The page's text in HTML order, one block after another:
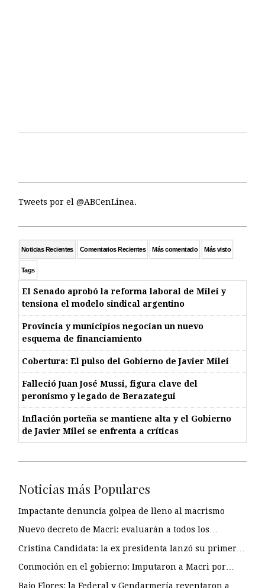
Tweets por el @ABCenLinea.
Noticias Recientes Comentarios Recientes Más comentado Más visto
Tags
El Senado aprobó la reforma laboral de Milei y
tensiona el modelo sindical argentino
Provincia y municipios negocian un nuevo
esquema de financiamiento
Cobertura: El pulso del Gobierno de Javier Milei
Falleció Juan José Mussi, figura clave del
peronismo y legado de Berazategui
Inflación porteña se mantiene alta y el Gobierno
de Javier Milei se enfrenta a críticas
Noticias más Populares
Impactante denuncia golpea de lleno al macrismo
Nuevo decreto de Macri: evaluarán a todos los…
Cristina Candidata: la ex presidenta lanzó su primer…
Conmoción en el gobierno: Imputaron a Macri por…
Bajo Flores: la Federal y Gendarmería reventaron a…